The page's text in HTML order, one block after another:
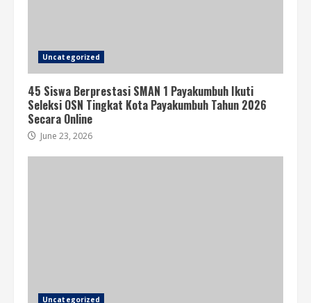
Uncategorized
45 Siswa Berprestasi SMAN 1 Payakumbuh Ikuti
Seleksi OSN Tingkat Kota Payakumbuh Tahun 2026
Secara Online
June 23, 2026
Uncategorized